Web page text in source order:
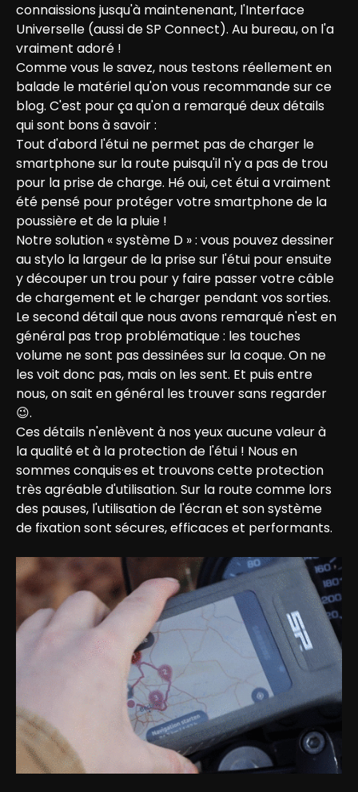
connaissions jusqu'à maintenenant, l'Interface
Universelle (aussi de SP Connect). Au bureau, on l'a
vraiment adoré !
Comme vous le savez, nous testons réellement en
balade le matériel qu'on vous recommande sur ce
blog. C'est pour ça qu'on a remarqué deux détails
qui sont bons à savoir :
Tout d'abord l'étui ne permet pas de charger le
smartphone sur la route puisqu'il n'y a pas de trou
pour la prise de charge. Hé oui, cet étui a vraiment
été pensé pour protéger votre smartphone de la
poussière et de la pluie !
Notre solution « système D » : vous pouvez dessiner
au stylo la largeur de la prise sur l'étui pour ensuite
y découper un trou pour y faire passer votre câble
de chargement et le charger pendant vos sorties.
Le second détail que nous avons remarqué n'est en
général pas trop problématique : les touches
volume ne sont pas dessinées sur la coque. On ne
les voit donc pas, mais on les sent. Et puis entre
nous, on sait en général les trouver sans regarder
😉.
Ces détails n'enlèvent à nos yeux aucune valeur à
la qualité et à la protection de l'étui ! Nous en
sommes conquis·es et trouvons cette protection
très agréable d'utilisation. Sur la route comme lors
des pauses, l'utilisation de l'écran et son système
de fixation sont sécures, efficaces et performants.